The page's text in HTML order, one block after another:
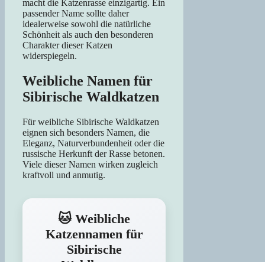
macht die Katzenrasse einzigartig. Ein
passender Name sollte daher
idealerweise sowohl die natürliche
Schönheit als auch den besonderen
Charakter dieser Katzen
widerspiegeln.
Weibliche Namen für
Sibirische Waldkatzen
Für weibliche Sibirische Waldkatzen
eignen sich besonders Namen, die
Eleganz, Naturverbundenheit oder die
russische Herkunft der Rasse betonen.
Viele dieser Namen wirken zugleich
kraftvoll und anmutig.
🐱 Weibliche
Katzennamen für
Sibirische